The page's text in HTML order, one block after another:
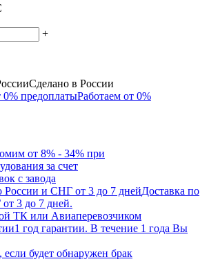
+
Сделано в России
Работаем от 0%
от 8% - 34% при
за счет
с завода
Доставка по
3 до 7 дней.
ТК или Авиаперевозчиком
1 год гарантии. В течение 1 года Вы
если будет обнаружен брак